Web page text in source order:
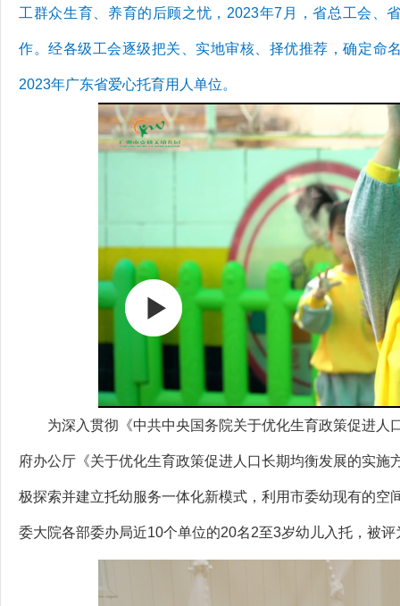
工群众生育、养育的后顾之忧，2023年7月，省总工会、
作。经各级工会逐级把关、实地审核、择优推荐，确定命
2023年广东省爱心托育用人单位。
为深入贯彻《中共中央国务院关于优化生育政策促进
府办公厅《关于优化生育政策促进人口长期均衡发展的实
极探索并建立托幼服务一体化新模式，利用市委幼现有的
委大院各部委办局近10个单位的20名2至3岁幼儿入托，被评